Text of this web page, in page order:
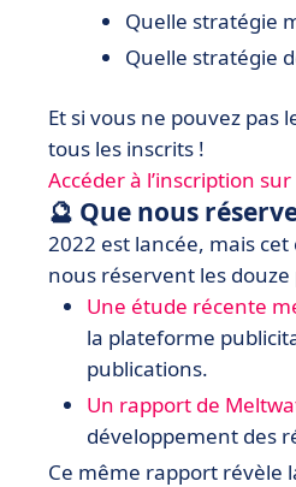
Quelle stratégie
Quelle stratégie
Et si vous ne pouvez pas
tous les inscrits !
Accéder à l’inscription
🔮 Que nous
2022 est lancée, mais
nous réservent les
Une étude récente
la plateforme
publications.
Un rapport de
développement des
Ce même rapport révèle